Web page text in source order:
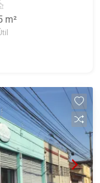
com pia - 1
m²